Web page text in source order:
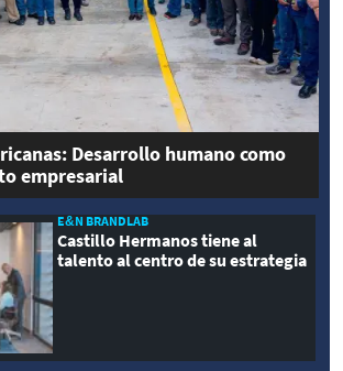
Desarrollo humano como
empresarial
E&N BRANDLAB
Castillo Hermanos tiene al
talento al centro de su estrategia